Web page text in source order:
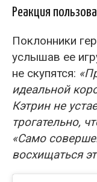
Реакция
Поклонники
услышав ее
не скупятся:
идеальной
Кэтрин не
трогательно,
«Само
восхищаться